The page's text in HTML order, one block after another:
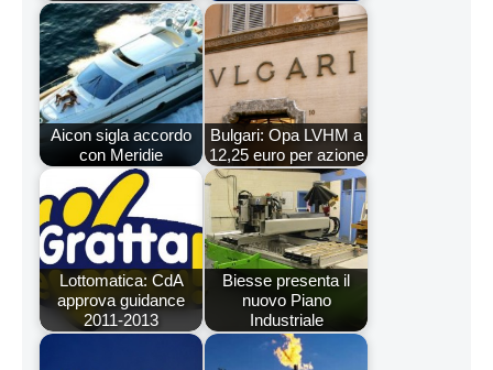
Aicon sigla accordo
con Meridie
Bulgari: Opa LVHM a
12,25 euro per azione
Lottomatica: CdA
approva guidance
2011-2013
Biesse presenta il
nuovo Piano
Industriale